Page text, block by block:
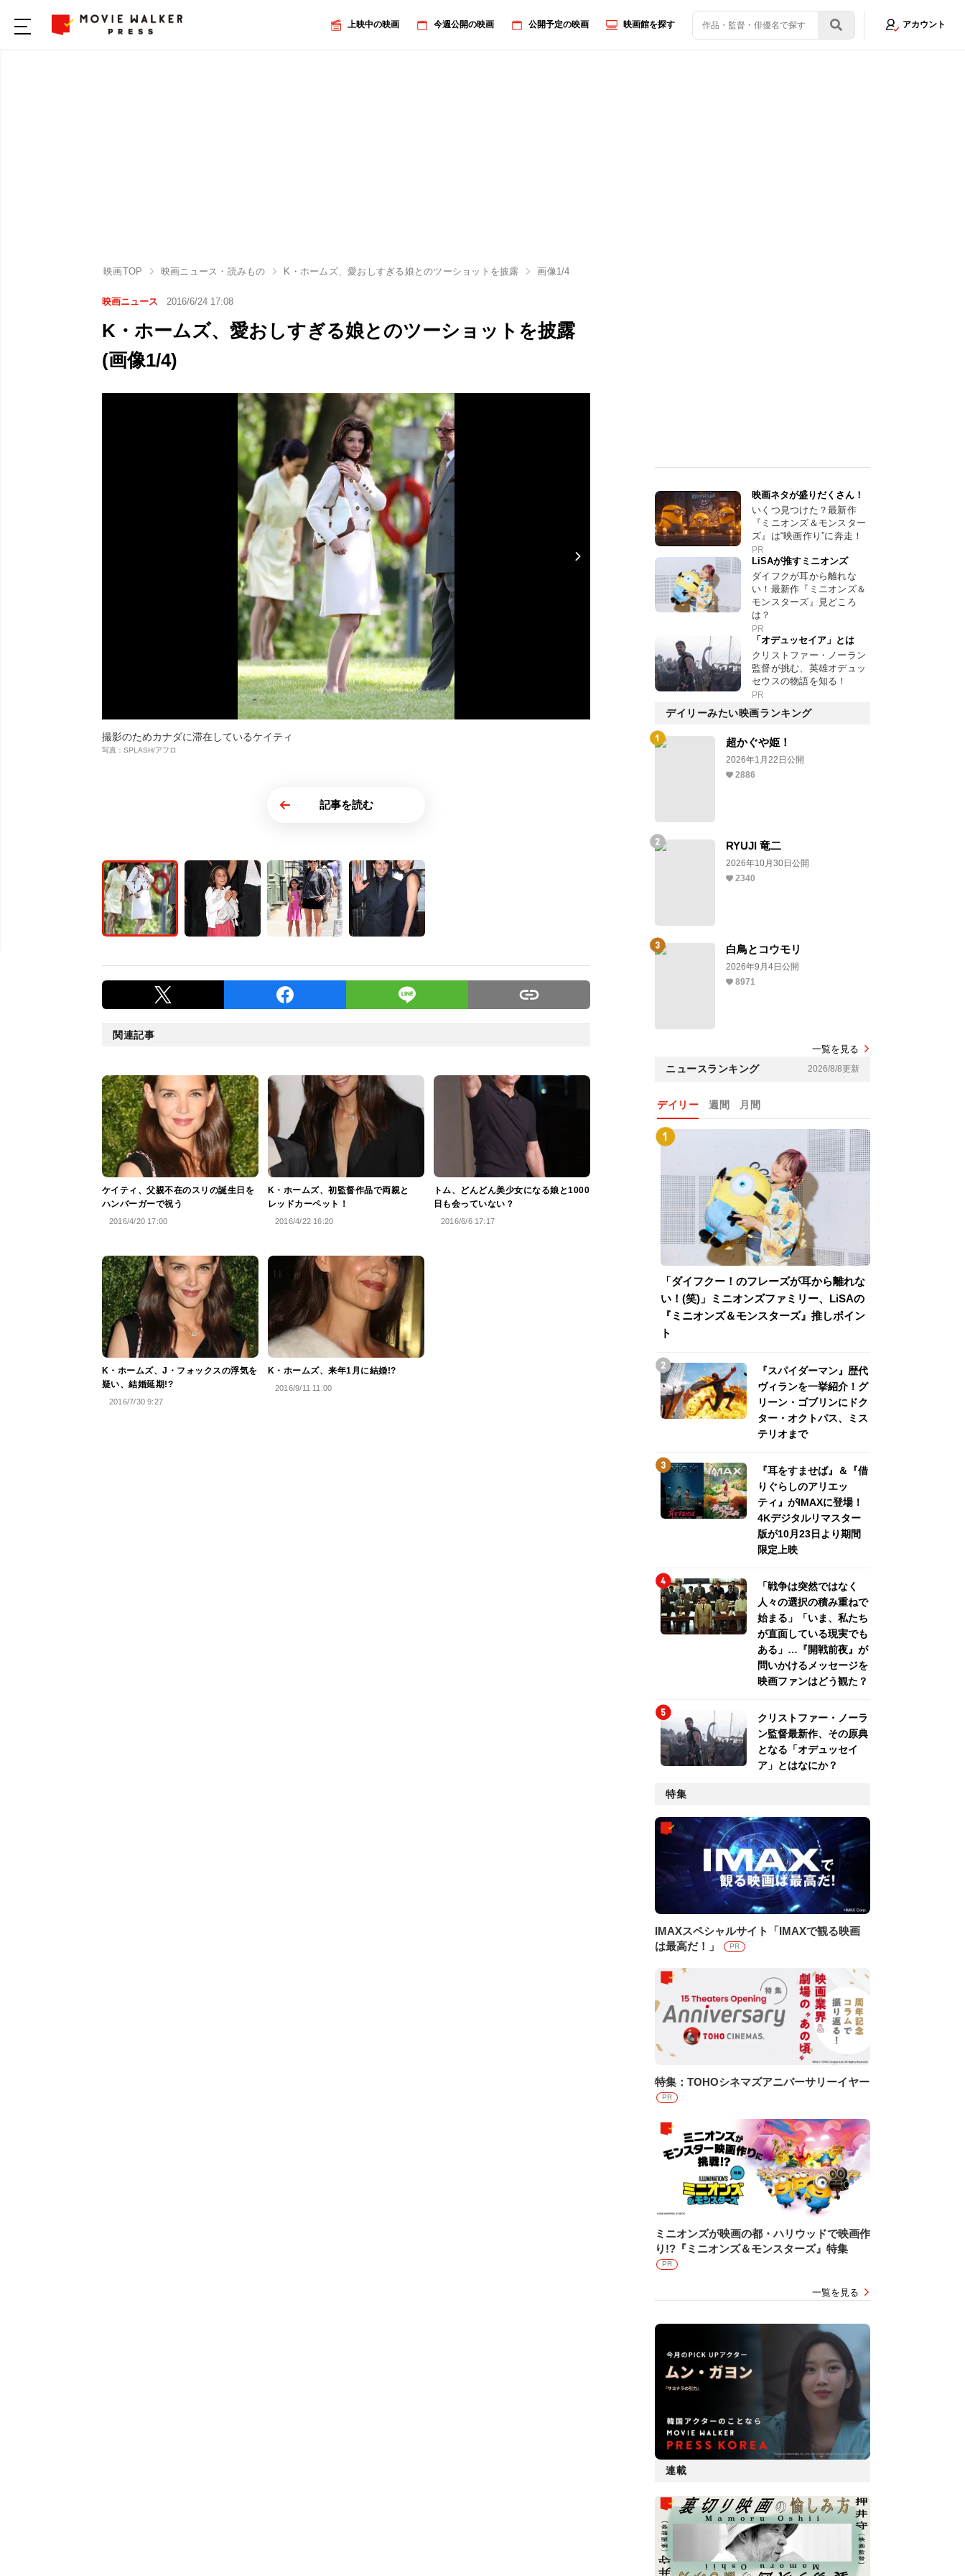
上映中の映画 今週公開の映画 公開予定の映画 映画館を探す アカウント
映画TOP 映画ニュース・読みもの K・ホームズ、愛おしすぎる娘とのツーショットを披露 画像1/4
映画ニュース 2016/6/24 17:08
K・ホームズ、愛おしすぎる娘とのツーショットを披露
(画像1/4)
撮影のためカナダに滞在しているケイティ
写真：SPLASH/アフロ
記事を読む
関連記事
ケイティ、父親不在のスリの誕生日を
ハンバーガーで祝う
2016/4/20 17:00
K・ホームズ、初監督作品で両親と
レッドカーペット！
2016/4/22 16:20
トム、どんどん美少女になる娘と1000
日も会っていない？
2016/6/6 17:17
K・ホームズ、J・フォックスの浮気を
疑い、結婚延期!?
2016/7/30 9:27
K・ホームズ、来年1月に結婚!?
2016/9/11 11:00
映画ネタが盛りだくさん！
いくつ見つけた？最新作
『ミニオンズ＆モンスター
ズ』は“映画作り”に奔走！
PR
LiSAが推すミニオンズ
ダイフクが耳から離れな
い！最新作『ミニオンズ＆
モンスターズ』見どころ
は？
PR
「オデュッセイア」とは
クリストファー・ノーラン
監督が挑む、英雄オデュッ
セウスの物語を知る！
PR
デイリーみたい映画ランキング
超かぐや姫！
2026年1月22日公開
2886
RYUJI 竜二
2026年10月30日公開
2340
白鳥とコウモリ
2026年9月4日公開
8971
一覧を見る
ニュースランキング 2026/8/8更新
デイリー 週間 月間
「ダイフクー！のフレーズが耳から離れな
い！(笑)」ミニオンズファミリー、LiSAの
『ミニオンズ＆モンスターズ』推しポイン
ト
『スパイダーマン』歴代
ヴィランを一挙紹介！グ
リーン・ゴブリンにドク
ター・オクトパス、ミス
テリオまで
『耳をすませば』＆『借
りぐらしのアリエッ
ティ』がIMAXに登場！
4Kデジタルリマスター
版が10月23日より期間
限定上映
「戦争は突然ではなく
人々の選択の積み重ねで
始まる」「いま、私たち
が直面している現実でも
ある」…『開戦前夜』が
問いかけるメッセージを
映画ファンはどう観た？
クリストファー・ノーラ
ン監督最新作、その原典
となる「オデュッセイ
ア」とはなにか？
特集
IMAXスペシャルサイト「IMAXで観る映画
は最高だ！」
PR
特集：TOHOシネマズアニバーサリーイヤー
PR
ミニオンズが映画の都・ハリウッドで映画作
り!?『ミニオンズ＆モンスターズ』特集
PR
一覧を見る
連載